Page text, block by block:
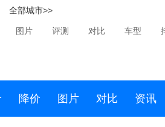
全部城市>>
图片 评测 对比 车型
降价 图片 对比 资讯